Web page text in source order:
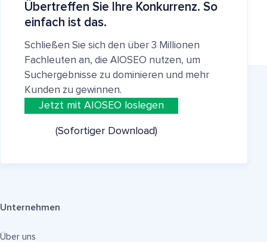
Übertreffen Sie Ihre Konkurrenz. So
einfach ist das.
Schließen Sie sich den über 3 Millionen
Fachleuten an, die AIOSEO nutzen, um
Suchergebnisse zu dominieren und mehr
Kunden zu gewinnen.
Jetzt mit AIOSEO loslegen
(Sofortiger Download)
Unternehmen
Über uns